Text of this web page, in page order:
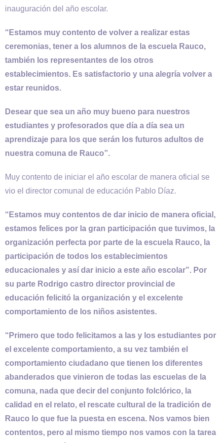
inauguración del año escolar.
“Estamos muy contento de volver a realizar estas
ceremonias, tener a los alumnos de la escuela Rauco,
también los representantes de los otros
establecimientos. Es satisfactorio y una alegría volver a
estar reunidos.
Desear que sea un año muy bueno para nuestros
estudiantes y profesorados que día a día sea un
aprendizaje para los que serán los futuros adultos de
nuestra comuna de Rauco”.
Muy contento de iniciar el año escolar de manera oficial se
vio el director comunal de educación Pablo Díaz.
“Estamos muy contentos de dar inicio de manera oficial,
estamos felices por la gran participación que tuvimos, la
organización perfecta por parte de la escuela Rauco, la
participación de todos los establecimientos
educacionales y así dar inicio a este año escolar”. Por
su parte Rodrigo castro director provincial de
educación felicitó la organización y el excelente
comportamiento de los niños asistentes.
“Primero que todo felicitamos a las y los estudiantes por
el excelente comportamiento, a su vez también el
comportamiento ciudadano que tienen los diferentes
abanderados que vinieron de todas las escuelas de la
comuna, nada que decir del conjunto folclórico, la
calidad en el relato, el rescate cultural de la tradición de
Rauco lo que fue la puesta en escena. Nos vamos bien
contentos, pero al mismo tiempo nos vamos con la tarea